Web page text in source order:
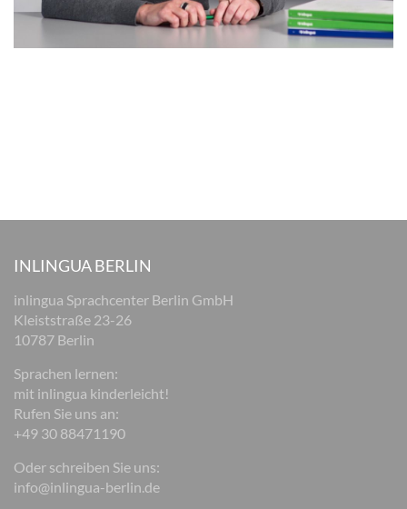
INLINGUA BERLIN
inlingua Sprachcenter Berlin GmbH
Kleiststraße 23-26
10787 Berlin
Sprachen lernen:
mit inlingua kinderleicht!
Rufen Sie uns an:
+49 30 88471190
Oder schreiben Sie uns:
info@inlingua-berlin.de